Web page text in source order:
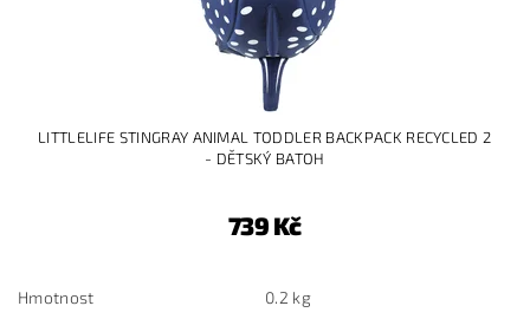
LITTLELIFE STINGRAY ANIMAL TODDLER BACKPACK RECYCLED 2
- DĚTSKÝ BATOH
739 Kč
Hmotnost 0.2 kg